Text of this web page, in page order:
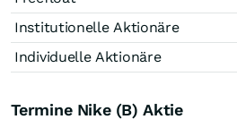
Institutionelle Aktionäre
Individuelle Aktionäre
Termine Nike (B) Aktie